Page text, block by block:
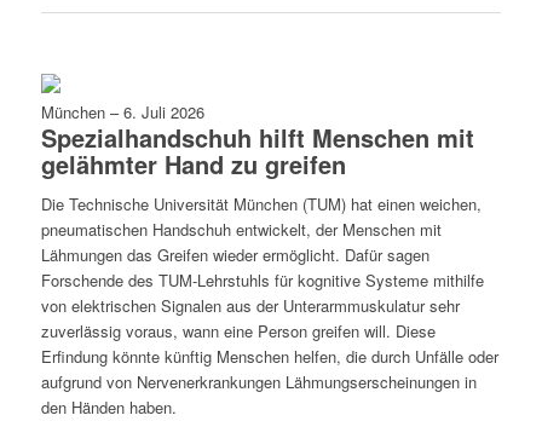
München–6. Juli 2026
Spezialhandschuh hilft Menschen mit
gelähmter Hand zu greifen
Die Technische Universität München (TUM) hat einen weichen,
pneumatischen Handschuh entwickelt, der Menschen mit
Lähmungen das Greifen wieder ermöglicht. Dafür sagen
Forschende des TUM-Lehrstuhls für kognitive Systeme mithilfe
von elektrischen Signalen aus der Unterarmmuskulatur sehr
zuverlässig voraus, wann eine Person greifen will. Diese
Erfindung könnte künftig Menschen helfen, die durch Unfälle oder
aufgrund von Nervenerkrankungen Lähmungserscheinungen in
den Händen haben.